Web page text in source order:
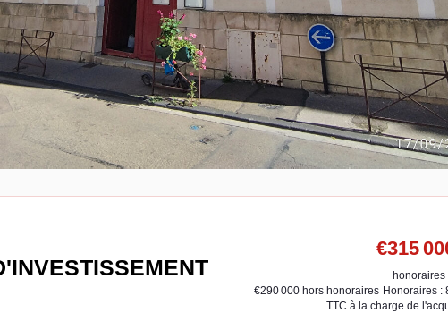
€315
€290 000 hors honoraires Honoraires :
TTC à la charge de